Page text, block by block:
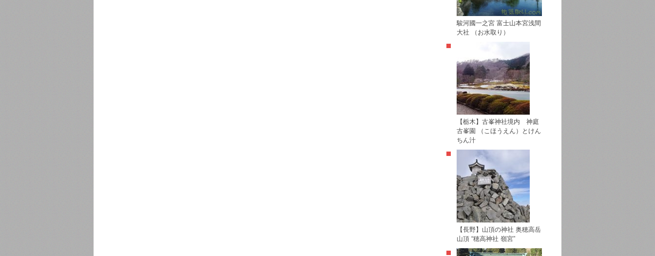
駿河國一之宮 富士山本宮浅間
大社 （お水取り）
【栃木】古峯神社境内 神庭
古峯園 （こほうえん）とけん
ちん汁
【長野】山頂の神社 奥穂高岳
山頂 “穂高神社 嶺宮”